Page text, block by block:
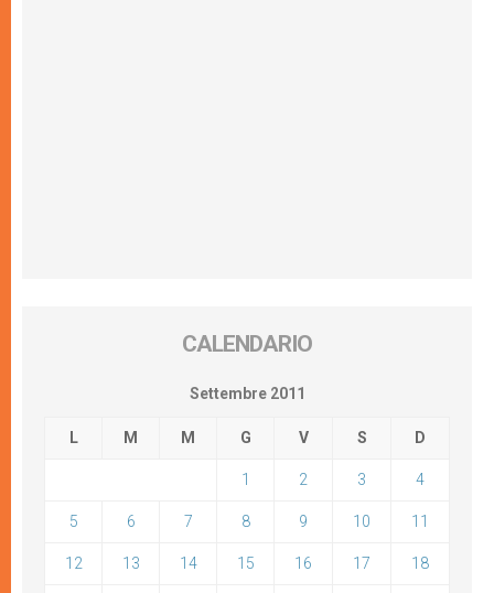
CALENDARIO
Settembre 2011
L M M G V S D
1 2 3 4
5 6 7 8 9 10 11
12 13 14 15 16 17 18